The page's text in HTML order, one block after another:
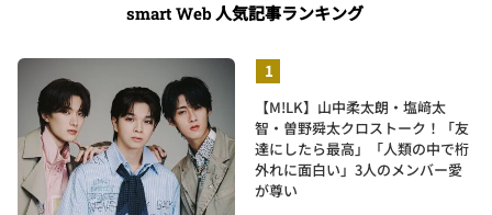
smart Web人気記事ランキング
【M!LK】山中柔太朗・塩﨑太
智・曽野舜太クロストーク！「友
達にしたら最高」「人類の中で桁
外れに面白い」3人のメンバー愛
が尊い